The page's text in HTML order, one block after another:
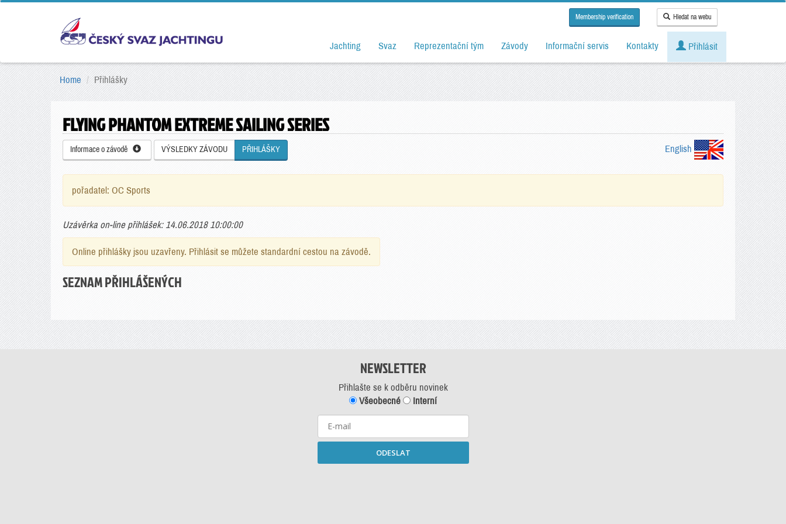
Membership verification Hledat na webu
Jachting Svaz Reprezentační tým Závody Informační servis Kontakty Přihlásit
Home Přihlášky
FLYING PHANTOM EXTREME SAILING SERIES
Informace o závodě VÝSLEDKY ZÁVODU PŘIHLÁŠKY English
pořadatel: OC Sports
Uzávěrka on-line přihlášek: 14.06.2018 10:00:00
Online přihlášky jsou uzavřeny. Přihlásit se můžete standardní cestou na závodě.
SEZNAM PŘIHLÁŠENÝCH
NEWSLETTER
Přihlašte se k odběru novinek
Všeobecné
Interní
ODESLAT